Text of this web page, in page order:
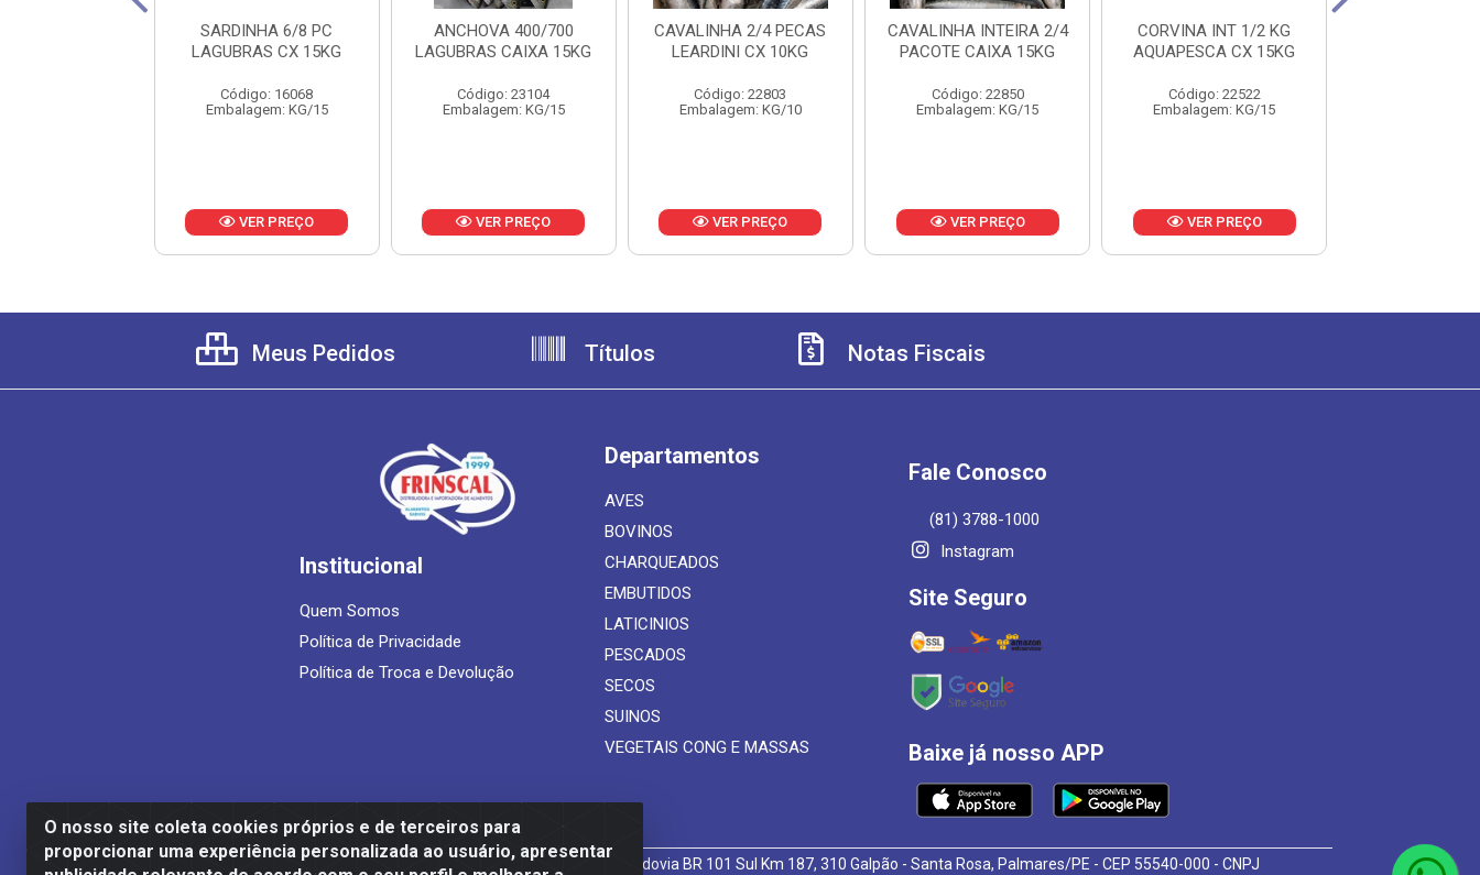
SARDINHA 6/8 PC
LAGUBRAS CX 15KG
Código: 16068
Embalagem: KG/15
VER PREÇO
ANCHOVA 400/700
LAGUBRAS CAIXA 15KG
Código: 23104
Embalagem: KG/15
VER PREÇO
CAVALINHA 2/4 PECAS
LEARDINI CX 10KG
Código: 22803
Embalagem: KG/10
VER PREÇO
CAVALINHA INTEIRA 2/4
PACOTE CAIXA 15KG
Código: 22850
Embalagem: KG/15
VER PREÇO
CORVINA INT 1/2 KG
AQUAPESCA CX 15KG
Código: 22522
Embalagem: KG/15
VER PREÇO
O nosso site coleta cookies próprios e de terceiros para
proporcionar uma experiência personalizada ao usuário, apresentar
Meus Pedidos Títulos Notas Fiscais
Institucional
Quem Somos
Política de Privacidade
Política de Troca e Devolução
Departamentos
AVES
BOVINOS
CHARQUEADOS
EMBUTIDOS
LATICINIOS
PESCADOS
SECOS
SUINOS
VEGETAIS CONG E MASSAS
Fale Conosco
(81) 3788-1000
Instagram
Site Seguro
Baixe já nosso APP
Frinscal - Distribuidora e Importadora de Alimentos LTDA - Rodovia BR 101 Sul Km 187, 310 Galpão - Santa Rosa, Palmares/PE - CEP 55540-000 - CNPJ